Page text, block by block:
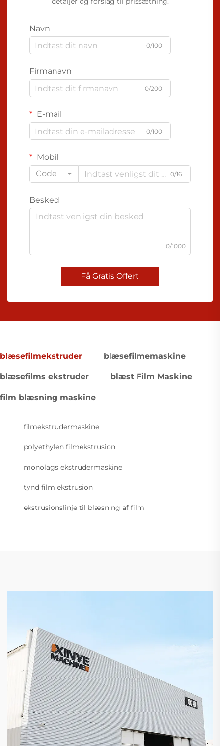
Navn
0/100
Firmanavn
0/200
E-mail
0/100
Mobil
Code
0/16
Besked
0/1000
Få Gratis Offert
blæsefilmekstruder blæsefilmemaskine
blæsefilms ekstruder blæst Film Maskine
film blæsning maskine
filmekstrudermaskine
polyethylen filmekstrusion
monolags ekstrudermaskine
tynd film ekstrusion
ekstrusionslinje til blæsning af film